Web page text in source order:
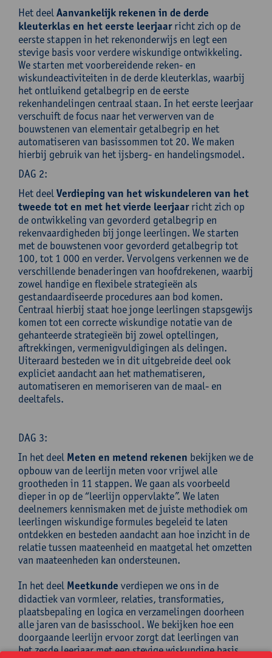
Het deelAanvankelijk rekenen in de derde
kleuterklas en het eerste leerjaarricht zich op de
eerste stappen in het rekenonderwijs en legt een
stevige basis voor verdere wiskundige ontwikkeling.
We starten met voorbereidende reken- en
wiskundeactiviteiten in de derde kleuterklas, waarbij
het ontluikend getalbegrip en de eerste
rekenhandelingen centraal staan. In het eerste leerjaar
verschuift de focus naar het verwerven van de
bouwstenen van elementair getalbegrip en het
automatiseren van basissommen tot 20. We maken
hierbij gebruik van het ijsberg- en handelingsmodel.
DAG 2:
Het deelVerdieping van het wiskundeleren van het
tweede tot en met het vierde leerjaarricht zich op
de ontwikkeling van gevorderd getalbegrip en
rekenvaardigheden bij jonge leerlingen. We starten
met de bouwstenen voor gevorderd getalbegrip tot
100, tot 1 000 en verder. Vervolgens verkennen we de
verschillende benaderingen van hoofdrekenen, waarbij
zowel handige en flexibele strategieën als
gestandaardiseerde procedures aan bod komen.
Centraal hierbij staat hoe jonge leerlingen stapsgewijs
komen tot een correcte wiskundige notatie van de
gehanteerde strategieën bij zowel optellingen,
aftrekkingen, vermenigvuldigingen als delingen.
Uiteraard besteden we in dit uitgebreide deel ook
expliciet aandacht aan het mathematiseren,
automatiseren en memoriseren van de maal- en
deeltafels.
DAG 3:
In het deel Meten en metend rekenen bekijken we de
opbouw van de leerlijn meten voor vrijwel alle
grootheden in 11 stappen. We gaan als voorbeeld
dieper in op de “leerlijn oppervlakte”. We laten
deelnemers kennismaken met de juiste methodiek om
leerlingen wiskundige formules begeleid te laten
ontdekken en besteden aandacht aan hoe inzicht in de
relatie tussen maateenheid en maatgetal het omzetten
van maateenheden kan ondersteunen.
In het deel Meetkunde verdiepen we ons in de
didactiek van vormleer, relaties, transformaties,
plaatsbepaling en logica en verzamelingen doorheen
alle jaren van de basisschool. We bekijken hoe een
doorgaande leerlijn ervoor zorgt dat leerlingen van
het zesde leerjaar met een stevige wiskundige basis